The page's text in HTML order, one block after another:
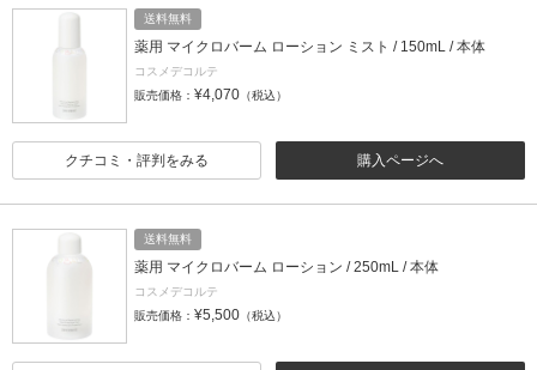
送料無料
薬用 マイクロバーム ローション ミスト / 150mL / 本体
コスメデコルテ
販売価格： ¥4,070 （税込）
購入ページへ
クチコミ・評判をみる
送料無料
薬用 マイクロバーム ローション / 250mL / 本体
コスメデコルテ
販売価格： ¥5,500 （税込）